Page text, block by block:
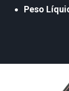
Peso